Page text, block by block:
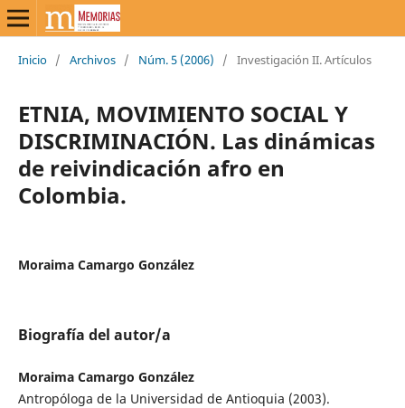
Inicio / Archivos / Núm. 5 (2006) / Investigación II. Artículos
ETNIA, MOVIMIENTO SOCIAL Y
DISCRIMINACIÓN. Las dinámicas
de reivindicación afro en
Colombia.
Moraima Camargo González
Biografía del autor/a
Moraima Camargo González
Antropóloga de la Universidad de Antioquia (2003).